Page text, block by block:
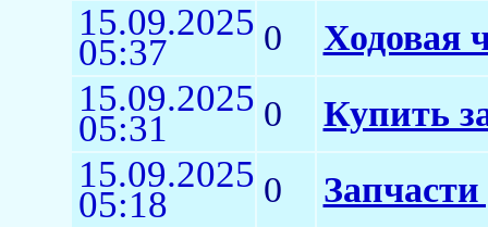
15.09.2025
05:37 0 Ходовая
15.09.2025
05:31 0 Купить
15.09.2025
05:18 0